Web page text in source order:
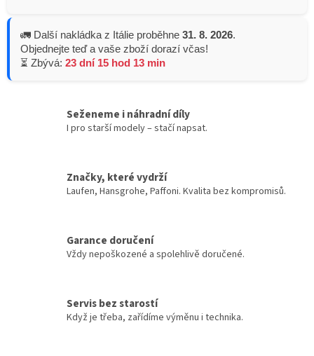
🚛 Další nakládka z Itálie proběhne 31. 8. 2026.
Objednejte teď a vaše zboží dorazí včas!
⏳ Zbývá: 23 dní 15 hod 13 min
Seženeme i náhradní díly
I pro starší modely – stačí napsat.
Značky, které vydrží
Laufen, Hansgrohe, Paffoni. Kvalita bez kompromisů.
Garance doručení
Vždy nepoškozené a spolehlivě doručené.
Servis bez starostí
Když je třeba, zařídíme výměnu i technika.